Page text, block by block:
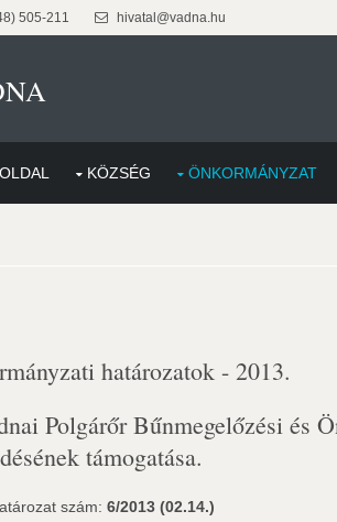
505-211 hivatal@vadna.hu
KÖZSÉG ÖNKORMÁNYZAT
határozatok - 2013.
Polgárőr Bűnmegelőzési és
támogatása.
szám: 6/2013 (02.14.)